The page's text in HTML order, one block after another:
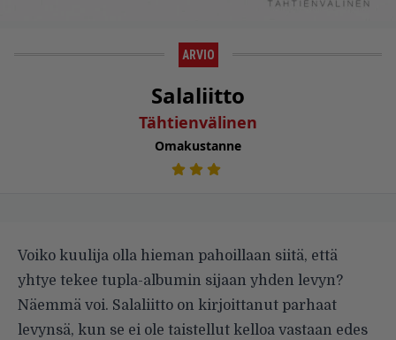
ARVIO
Salaliitto
Tähtienvälinen
Omakustanne
Voiko kuulija olla hieman pahoillaan siitä, että
yhtye tekee tupla-albumin sijaan yhden levyn?
Näemmä voi. Salaliitto on kirjoitta­nut parhaat
levynsä, kun se ei ole taistellut kelloa vastaan edes